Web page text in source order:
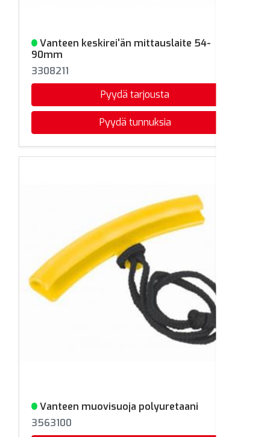
Varastossa
Vanteen keskirei'än mittauslaite 54-
90mm
3308211
Pyydä tarjousta
Pyydä tunnuksia
Varastossa
Vanteen muovisuoja polyuretaani
3563100